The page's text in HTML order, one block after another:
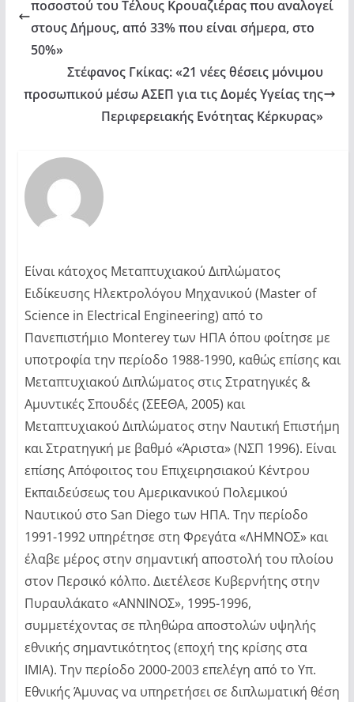
ποσοστού του Τέλους Κρουαζιέρας που αναλογεί
στους Δήμους, από 33% που είναι σήμερα, στο
50%»
Στέφανος Γκίκας: «21 νέες θέσεις μόνιμου
προσωπικού μέσω ΑΣΕΠ για τις Δομές Υγείας της
Περιφερειακής Ενότητας Κέρκυρας»
Είναι κάτοχος Μεταπτυχιακού Διπλώματος
Ειδίκευσης Ηλεκτρολόγου Μηχανικού (Master of
Science in Electrical Engineering) από το
Πανεπιστήμιο Monterey των ΗΠΑ όπου φοίτησε με
υποτροφία την περίοδο 1988-1990, καθώς επίσης και
Μεταπτυχιακού Διπλώματος στις Στρατηγικές &
Αμυντικές Σπουδές (ΣΕΕΘΑ, 2005) και
Μεταπτυχιακού Διπλώματος στην Ναυτική Επιστήμη
και Στρατηγική με βαθμό «Άριστα» (ΝΣΠ 1996). Είναι
επίσης Απόφοιτος του Επιχειρησιακού Κέντρου
Εκπαιδεύσεως του Αμερικανικού Πολεμικού
Ναυτικού στο San Diego των ΗΠΑ. Την περίοδο
1991-1992 υπηρέτησε στη Φρεγάτα «ΛΗΜΝΟΣ» και
έλαβε μέρος στην σημαντική αποστολή του πλοίου
στον Περσικό κόλπο. Διετέλεσε Κυβερνήτης στην
Πυραυλάκατο «ΑΝΝΙΝΟΣ», 1995-1996,
συμμετέχοντας σε πληθώρα αποστολών υψηλής
εθνικής σημαντικότητος (εποχή της κρίσης στα
ΙΜΙΑ). Την περίοδο 2000-2003 επελέγη από το Υπ.
Εθνικής Άμυνας να υπηρετήσει σε διπλωματική θέση